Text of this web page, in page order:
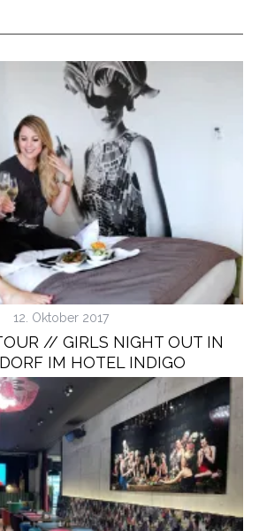
12. Oktober 2017
// GIRLS NIGHT OUT IN
IM HOTEL INDIGO